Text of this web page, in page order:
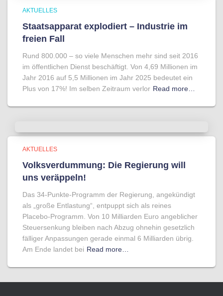
AKTUELLES
Staatsapparat explodiert – Industrie im
freien Fall
Rund 800.000 – so viele Menschen mehr sind seit 2016
im öffentlichen Dienst beschäftigt. Von 4,69 Millionen im
Jahr 2016 auf 5,5 Millionen im Jahr 2025 bedeutet ein
Plus von 17%! Im selben Zeitraum verlor Read more…
AKTUELLES
Volksverdummung: Die Regierung will
uns veräppeln!
Das 34-Punkte-Programm der Regierung, angekündigt
als „große Entlastung“, entpuppt sich als reines
Placebo-Programm. Von 10 Milliarden Euro angeblicher
Steuersenkung bleiben nach Abzug ohnehin gesetzlich
fälliger Anpassungen gerade einmal 6 Milliarden übrig.
Am Ende landet bei Read more…